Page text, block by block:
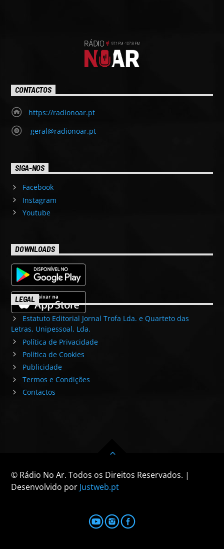
CONTACTOS
https://radionoar.pt
geral@radionoar.pt
SIGA-NOS
Facebook
Instagram
Youtube
DOWNLOADS
LEGAL
Estatuto Editorial Jornal Trofa Lda. e Quarteto das
Letras, Unipessoal, Lda.
Política de Privacidade
Política de Cookies
Publicidade
Termos e Condições
Contactos
© Rádio No Ar. Todos os Direitos Reservados. |
Desenvolvido por Justweb.pt